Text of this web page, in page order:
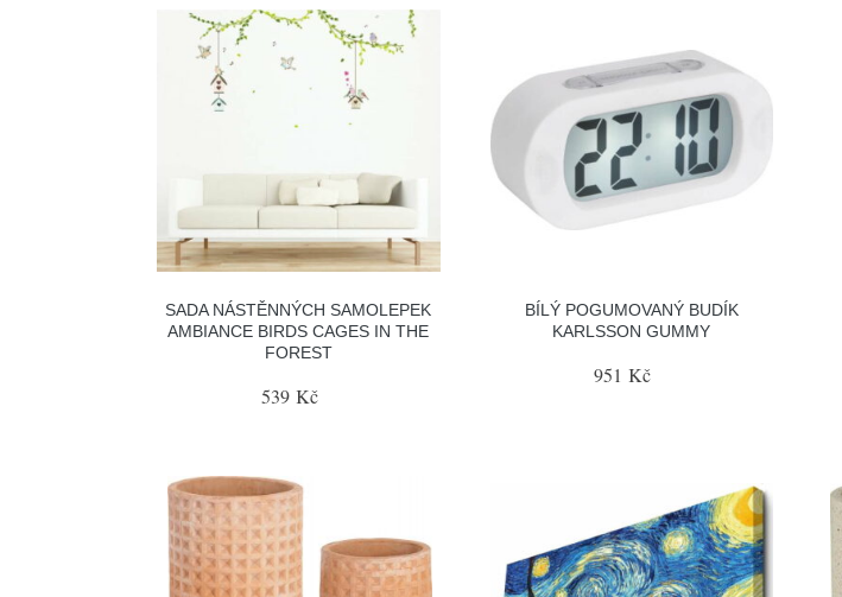
SADA NÁSTĚNNÝCH SAMOLEPEK
AMBIANCE BIRDS CAGES IN THE
FOREST
539 Kč
BÍLÝ POGUMOVANÝ BUDÍK
KARLSSON GUMMY
951 Kč